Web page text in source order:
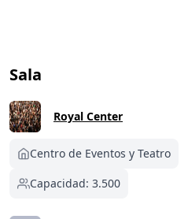
Sala
Royal Center
Centro de Eventos y Teatro
Capacidad: 3.500